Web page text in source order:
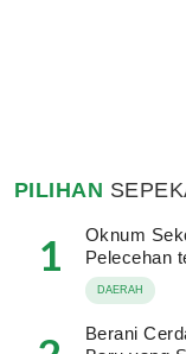
PILIHAN
1
Oknum
Pelecehan
DAERAH
Berani